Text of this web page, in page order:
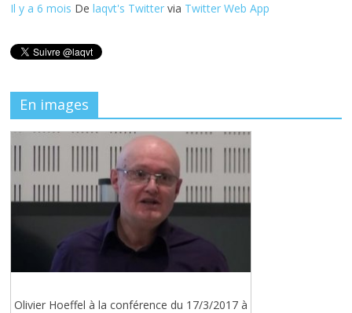
Il y a 6 mois Delaqvt's Twitter via Twitter Web App
En images
Olivier Hoeffel à la conférence du 17/3/2017 à